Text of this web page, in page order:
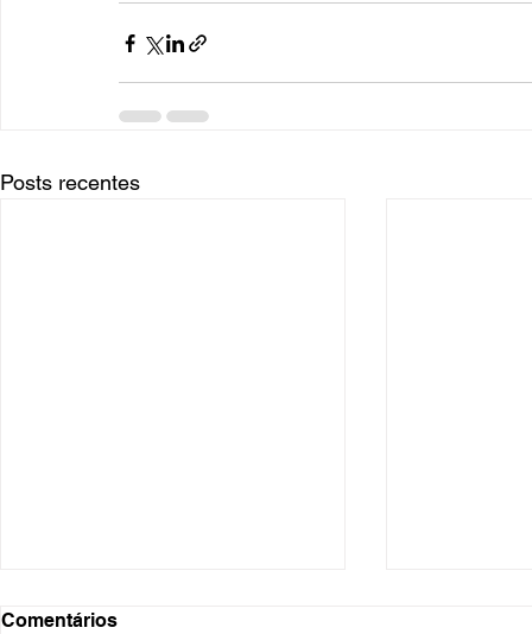
Posts recentes
Comentários